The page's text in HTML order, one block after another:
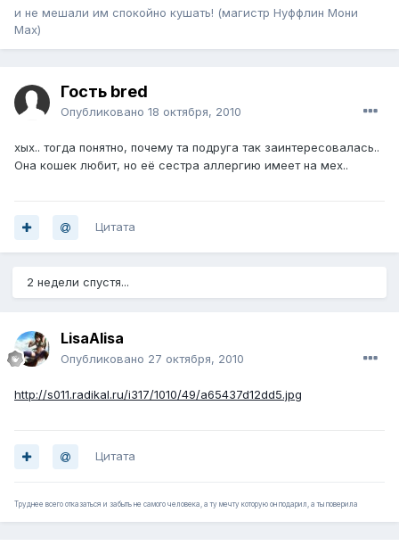
и не мешали им спокойно кушать! (магистр Нуффлин Мони
Мах)
Гость bred
Опубликовано 18 октября, 2010
хых.. тогда понятно, почему та подруга так заинтересовалась..
Она кошек любит, но её сестра аллергию имеет на мех..
Цитата
2 недели спустя...
LisaAlisa
Опубликовано 27 октября, 2010
http://s011.radikal.ru/i317/1010/49/a65437d12dd5.jpg
Цитата
Труднее всего отказаться и забыть не самого человека, а ту мечту которую он подарил, а ты поверила